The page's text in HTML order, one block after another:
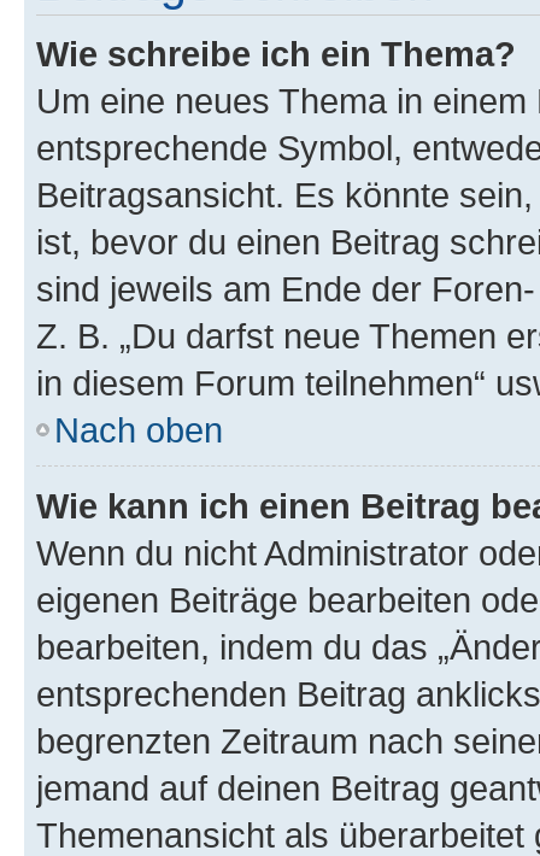
Wie schreibe ich ein Thema?
Um eine neues Thema in
entsprechende Symbol,
Beitragsansicht. Es könnte
ist, bevor du einen Beitrag
sind jeweils am Ende der
Z. B. „Du darfst neue Themen
in diesem Forum teilnehmen“
Nach oben
Wie kann ich einen Beitrag
Wenn du nicht Administrator
eigenen Beiträge bearbeiten
bearbeiten, indem du das
entsprechenden Beitrag
begrenzten Zeitraum nach
jemand auf deinen Beitrag
Themenansicht als